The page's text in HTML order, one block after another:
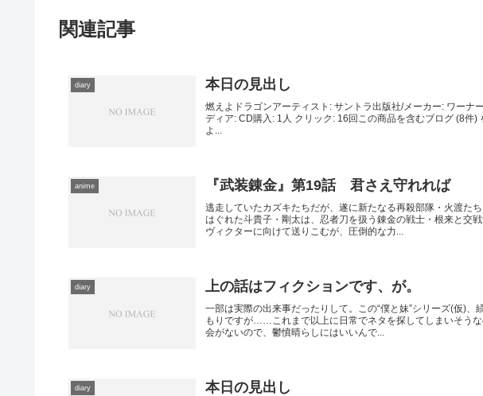
関連記事
diary 本日の見出し
燃えよドラゴンアーティスト: サントラ出版社/メーカー: ワーナ
ディア: CD購入: 1人 クリック: 16回この商品を含むブログ (8
よ...
anime 『武装錬金』第19話 君さえ守れれば
逃走していたカズキたちだが、遂に新たなる再殺部隊・火渡た
はぐれた斗貴子・剛太は、忍者刀を扱う錬金の戦士・根来と交
ヴィクターに向けて送りこむが、圧倒的な力...
diary 上の話はフィクションです、が。
一部は実際の出来事だったりして。この“僕と妹”シリーズ(仮)
もりですが……これまで以上に日常でネタを探してしまいそう
会がないので、鬱憤晴らしにはいいんで...
diary 本日の見出し